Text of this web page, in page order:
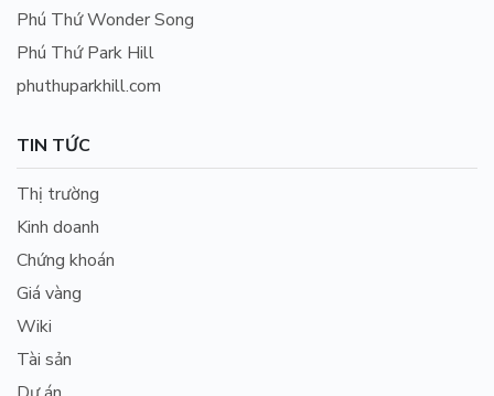
Phú Thứ Wonder Song
Phú Thứ Park Hill
phuthuparkhill.com
TIN TỨC
Thị trường
Kinh doanh
Chứng khoán
Giá vàng
Wiki
Tài sản